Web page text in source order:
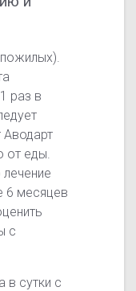
раз в
Аводарт
от еды.
6 месяцев
с
в сутки с